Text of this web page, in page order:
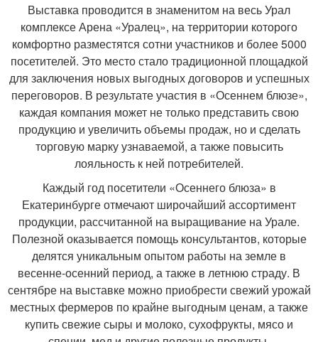
Выставка проводится в знаменитом на весь Урал
комплексе Арена «Уралец», на территории которого
комфортно разместятся сотни участников и более 5000
посетителей. Это место стало традиционной площадкой
для заключения новых выгодных договоров и успешных
переговоров. В результате участия в «Осеннем блюзе»,
каждая компания может не только представить свою
продукцию и увеличить объемы продаж, но и сделать
торговую марку узнаваемой, а также повысить
лояльность к ней потребителей.
Каждый год посетители «Осеннего блюза» в
Екатеринбурге отмечают широчайший ассортимент
продукции, рассчитанной на выращивание на Урале.
Полезной оказывается помощь консультантов, которые
делятся уникальным опытом работы на земле в
весенне-осенний период, а также в летнюю страду. В
сентябре на выставке можно приобрести свежий урожай
местных фермеров по крайне выгодным ценам, а также
купить свежие сыры и молоко, сухофрукты, мясо и